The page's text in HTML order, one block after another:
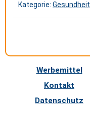
Kategorie: Gesundheit
Werbemittel
Kontakt
Datenschutz